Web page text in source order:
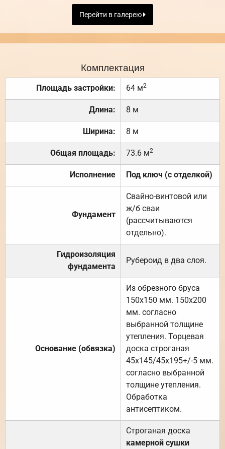
Перейти в галерею
Комплектация
Площадь застройки: 64 м2
Длина: 8 м
Ширина: 8 м
Общая площадь: 73.6 м2
Исполнение Под ключ (с отделкой)
Фундамент
Свайно-винтовой или
ж/б сваи
(рассчитываются
отдельно).
Гидроизоляция
фундамента
Рубероид в два слоя.
Основание (обвязка)
Из обрезного бруса
150х150 мм. 150х200
мм. согласно
выбранной толщине
утепления. Торцевая
доска строганая
45х145/45х195+/-5 мм.
согласно выбранной
толщине утепления.
Обработка
антисептиком.
Строганая доска
камерной сушки